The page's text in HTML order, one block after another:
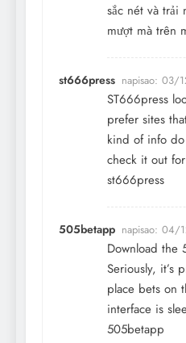
sắc nét và trải
mượt mà trên
st666press napisao: 03/
ST666press
prefer sites
kind of info
check it out
st666press
505betapp napisao: 04/
Download the
Seriously, it’s
place bets on
interface is
505betapp